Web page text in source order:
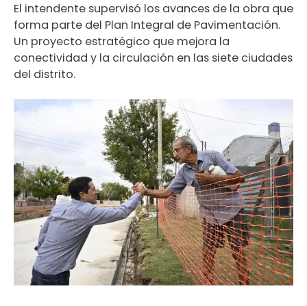
El intendente supervisó los avances de la obra que
forma parte del Plan Integral de Pavimentación.
Un proyecto estratégico que mejora la
conectividad y la circulación en las siete ciudades
del distrito.